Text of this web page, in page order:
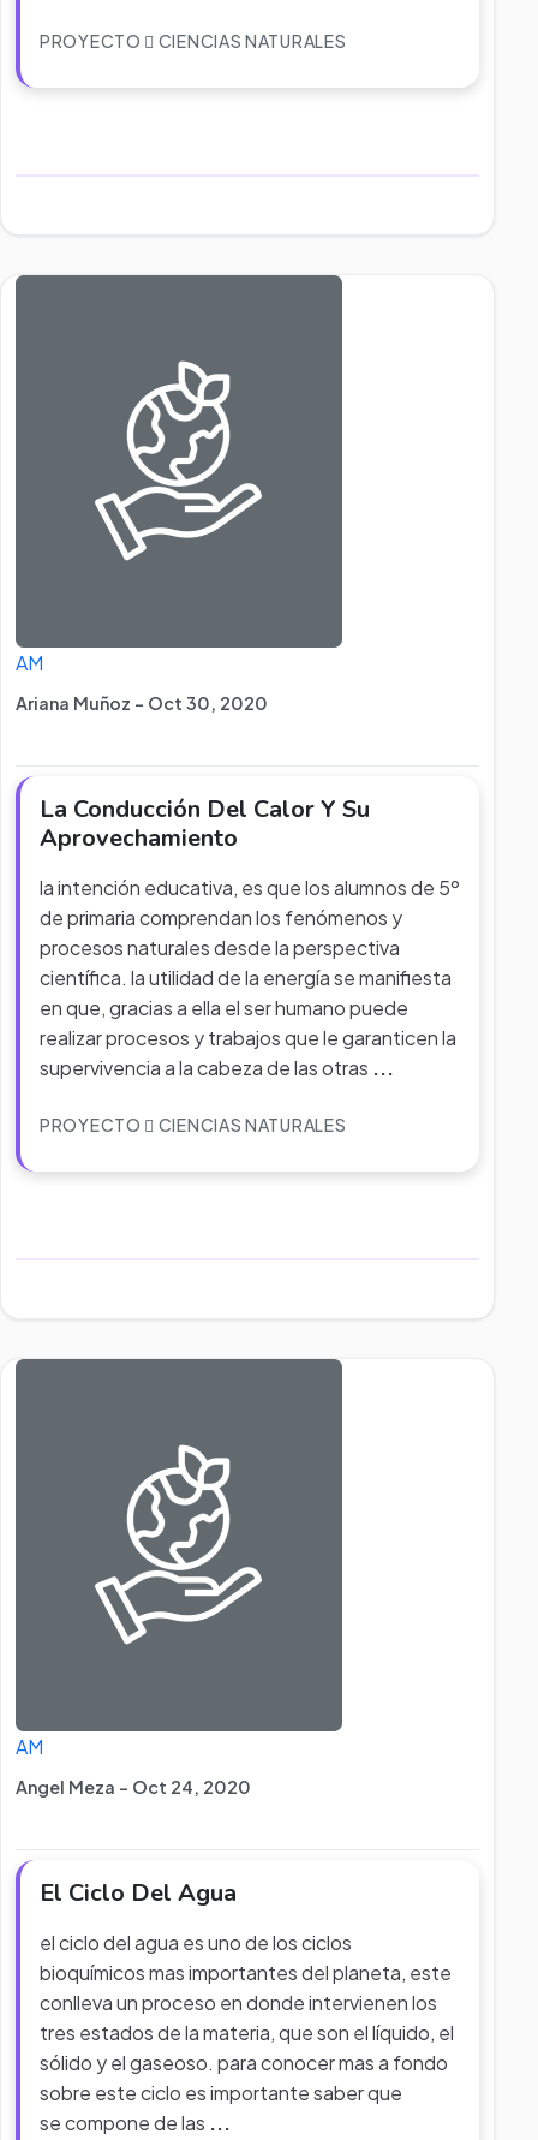
PROYECTO CIENCIAS NATURALES
AM
Ariana Muñoz - Oct 30, 2020
La Conducción Del Calor Y Su
Aprovechamiento
la intención educativa, es que los alumnos de 5º
de primaria comprendan los fenómenos y
procesos naturales desde la perspectiva
científica. la utilidad de la energía se manifiesta
en que, gracias a ella el ser humano puede
realizar procesos y trabajos que le garanticen la
supervivencia a la cabeza de las otras ...
PROYECTO CIENCIAS NATURALES
AM
Angel Meza - Oct 24, 2020
El Ciclo Del Agua
el ciclo del agua es uno de los ciclos
bioquímicos mas importantes del planeta, este
conlleva un proceso en donde intervienen los
tres estados de la materia, que son el líquido, el
sólido y el gaseoso. para conocer mas a fondo
sobre este ciclo es importante saber que
se compone de las ...